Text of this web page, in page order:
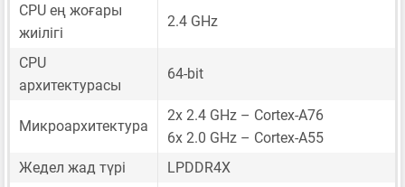
CPU ең жоғары
жиілігі
2.4 GHz
CPU
архитектурасы
64-bit
Микроархитектура
2x 2.4 GHz – Cortex-A76
6x 2.0 GHz – Cortex-A55
Жедел жад түрі
LPDDR4X